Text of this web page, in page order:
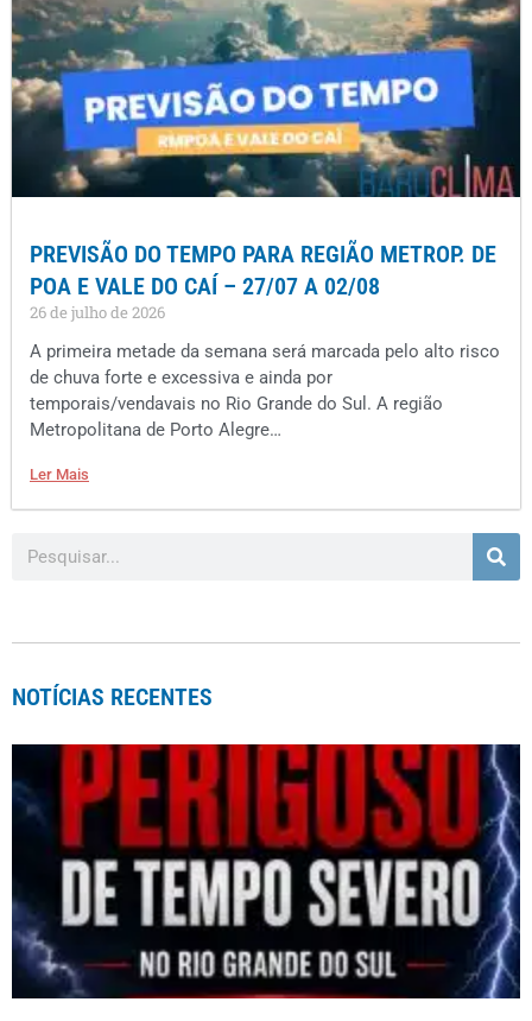
PREVISÃO DO TEMPO PARA REGIÃO METROP. DE
POA E VALE DO CAÍ – 27/07 A 02/08
26 de julho de 2026
A primeira metade da semana será marcada pelo alto risco
de chuva forte e excessiva e ainda por
temporais/vendavais no Rio Grande do Sul. A região
Metropolitana de Porto Alegre…
Ler Mais
NOTÍCIAS RECENTES